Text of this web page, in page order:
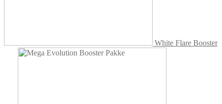
White Flare Booster